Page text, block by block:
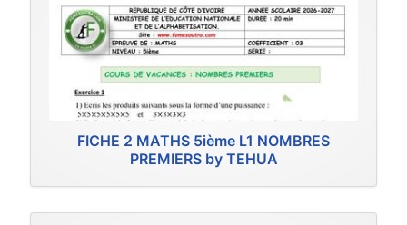
FICHE 2 MATHS 5ième L1 NOMBRES
PREMIERS by TEHUA